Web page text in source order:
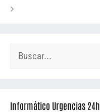
Informático Urgencias 24h